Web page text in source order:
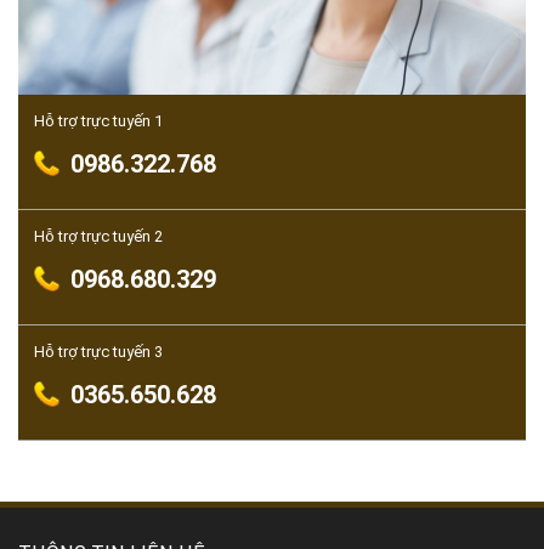
Hỗ trợ trực tuyến 1
0986.322.768
Hỗ trợ trực tuyến 2
0968.680.329
Hỗ trợ trực tuyến 3
0365.650.628